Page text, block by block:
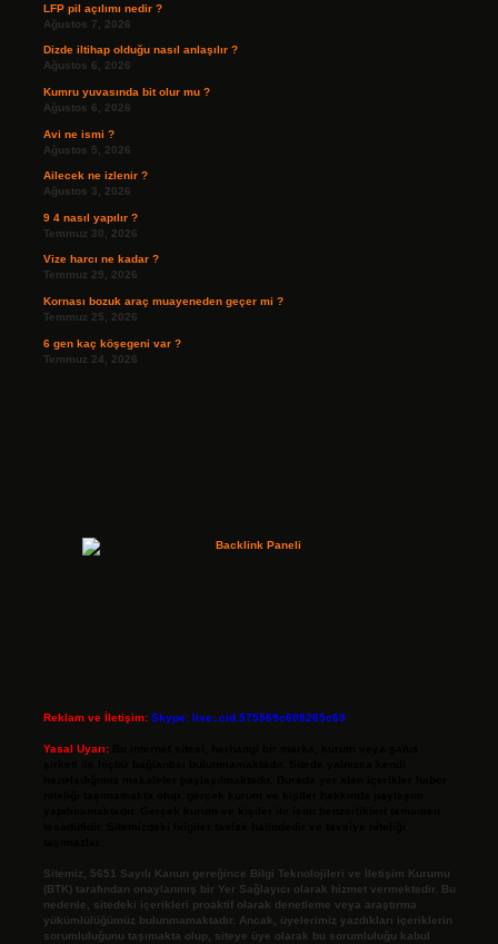
LFP pil açılımı nedir ?
Ağustos 7, 2026
Dizde iltihap olduğu nasıl anlaşılır ?
Ağustos 6, 2026
Kumru yuvasında bit olur mu ?
Ağustos 6, 2026
Avi ne ismi ?
Ağustos 5, 2026
Ailecek ne izlenir ?
Ağustos 3, 2026
9 4 nasıl yapılır ?
Temmuz 30, 2026
Vize harcı ne kadar ?
Temmuz 29, 2026
Kornası bozuk araç muayeneden geçer mi ?
Temmuz 25, 2026
6 gen kaç köşegeni var ?
Temmuz 24, 2026
Reklam ve İletişim: Skype: live:.cid.575569c608265c69
Yasal Uyarı:
Sitemiz, 5651 Sayılı Kanun gereğince Bilgi Teknolojileri ve İletişim Kurumu
(BTK) tarafından onaylanmış bir Yer Sağlayıcı olarak hizmet vermektedir. Bu
nedenle, sitedeki içerikleri proaktif olarak denetleme veya araştırma
yükümlülüğümüz bulunmamaktadır. Ancak, üyelerimiz yazdıkları içeriklerin
sorumluluğunu taşımakta olup, siteye üye olarak bu sorumluluğu kabul